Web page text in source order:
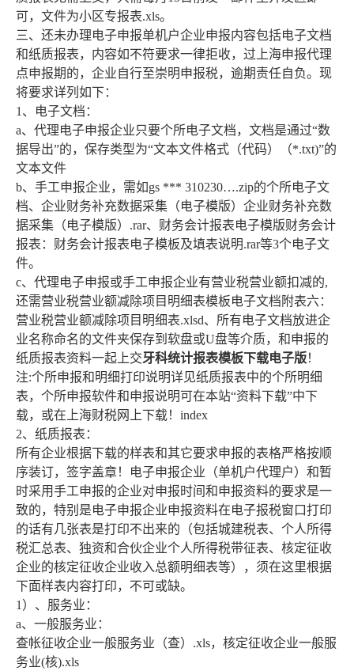
可，文件为小区专报表.xls。
三、还未办理电子申报单机户企业申报内容包括电子文档
和纸质报表，内容如不符要求一律拒收，过上海申报代理
点申报期的，企业自行至崇明申报税，逾期责任自负。现
将要求详列如下：
1、电子文档：
a、代理电子申报企业只要个所电子文档，文档是通过“数
据导出”的，保存类型为“文本文件格式（代码）（*.txt)”的
文本文件
b、手工申报企业，需如gs *** 310230….zip的个所电子文
档、企业财务补充数据采集（电子模版）企业财务补充数
据采集（电子模版）.rar、财务会计报表电子模版财务会计
报表：财务会计报表电子模板及填表说明.rar等3个电子文
件。
c、代理电子申报或手工申报企业有营业税营业额扣减的,
还需营业税营业额减除项目明细表模板电子文档附表六：
营业税营业额减除项目明细表.xlsd、所有电子文档放进企
业名称命名的文件夹保存到软盘或U盘等介质，和申报的
纸质报表资料一起上交牙科统计报表模板下载电子版！
注:个所申报和明细打印说明详见纸质报表中的个所明细
表，个所申报软件和申报说明可在本站“资料下载”中下
载，或在上海财税网上下载！index
2、纸质报表：
所有企业根据下载的样表和其它要求申报的表格严格按顺
序装订，签字盖章！电子申报企业（单机户代理户）和暂
时采用手工申报的企业对申报时间和申报资料的要求是一
致的，特别是电子申报企业申报资料在电子报税窗口打印
的话有几张表是打印不出来的（包括城建税表、个人所得
税汇总表、独资和合伙企业个人所得税带征表、核定征收
企业的核定征收企业收入总额明细表等），须在这里根据
下面样表内容打印，不可或缺。
1）、服务业：
a、一般服务业：
查帐征收企业一般服务业（查）.xls，核定征收企业一般服
务业(核).xls